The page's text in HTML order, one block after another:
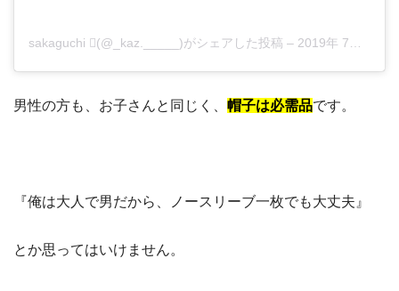
sakaguchi (@_kaz._____)がシェアした投稿 – 2019年 7月月20日午後6時23分PDT
男性の方も、お子さんと同じく、 帽子は必需品です。
『俺は大人で男だから、ノースリーブ一枚でも大丈夫』
とか思ってはいけません。